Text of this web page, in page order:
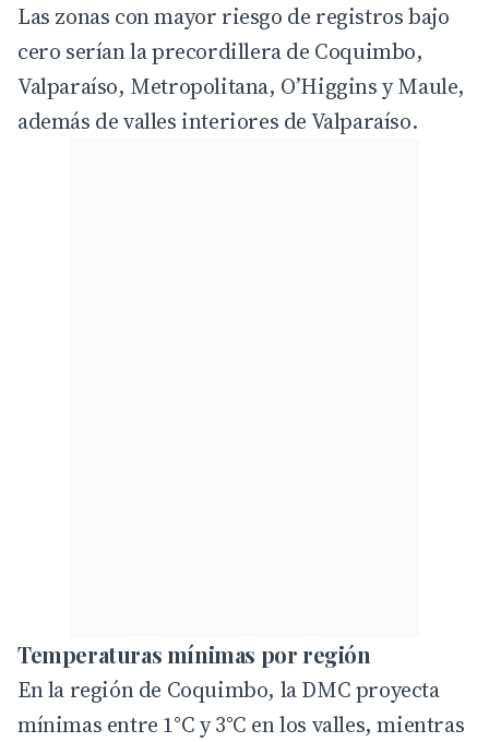
Las zonas con mayor riesgo de registros bajo
cero serían la precordillera de Coquimbo,
Valparaíso, Metropolitana, O’Higgins y Maule,
además de valles interiores de Valparaíso.
Temperaturas mínimas por región
En la región de Coquimbo, la DMC proyecta
mínimas entre 1°C y 3°C en los valles, mientras